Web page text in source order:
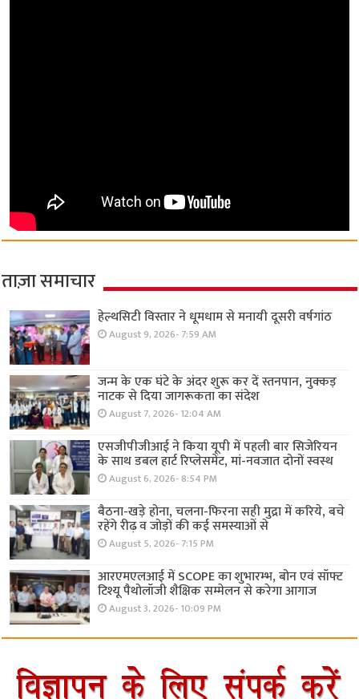
ताज़ा समाचार
हेल्थसिटी विस्तार ने धूमधाम से मनायी दूसरी वर्षगांठ
August 9, 2026- 7:59 AM
जन्म के एक घंटे के अंदर शुरू कर दें स्तनपान, नुक्कड़
नाटक से दिया जागरूकता का संदेश
August 7, 2026- 12:04 AM
एसजीपीजीआई ने किया यूपी में पहली बार सिजेरियन
के साथ डबल हार्ट रिप्लेसमेंट, मां-नवजात दोनों स्वस्थ
August 6, 2026- 8:54 PM
बैठना-खड़े होना, चलना-फिरना सही मुद्रा में करिये, बचे
रहेंगे रीढ़ व जोड़ों की कई समस्याओं से
August 5, 2026- 7:15 PM
आरएमएलआई में SCOPE का शुभारम्भ, बोन एवं सॉफ्ट
टिश्यू पैथोलॉजी शैक्षिक सम्मेलन से करेगा आगाज
August 3, 2026- 10:09 PM